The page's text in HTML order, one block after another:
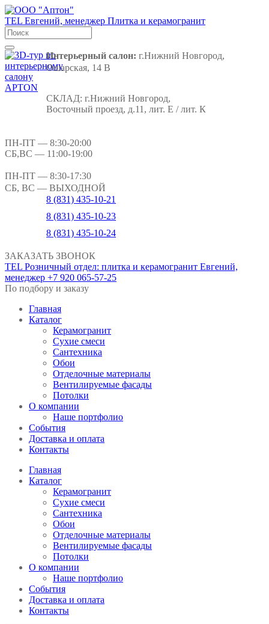
TEL Евгений, менеджер Плитка и керамогранит
Интерьерный салон: г.Нижний Новгород,
Ошарская, 14 В
СКЛАД: г.Нижний Новгород,
Восточный проезд, д.11, лит. Е / лит. К
ПН-ПТ — 8:30-20:00
СБ,ВС — 11:00-19:00
ПН-ПТ — 8:30-17:30
СБ, ВС — ВЫХОДНОЙ
8 (831) 435-10-21
8 (831) 435-10-23
8 (831) 435-10-24
ЗАКАЗАТЬ ЗВОНОК
TEL Розничный отдел: плитка и керамогранит Евгений,
менеджер +7 920 065-57-25
По подбору и заказу
Главная
Каталог
Керамогранит
Сухие смеси
Сантехника
Обои
Отделочные материалы
Вентилируемые фасады
Потолки
О компании
Наше портфолио
События
Доставка и оплата
Контакты
Главная
Каталог
Керамогранит
Сухие смеси
Сантехника
Обои
Отделочные материалы
Вентилируемые фасады
Потолки
О компании
Наше портфолио
События
Доставка и оплата
Контакты